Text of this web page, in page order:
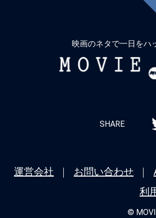
に
映画のネタで一日をハ
MOVIE
SHARE
運営会社 お問い合わせ
利
©